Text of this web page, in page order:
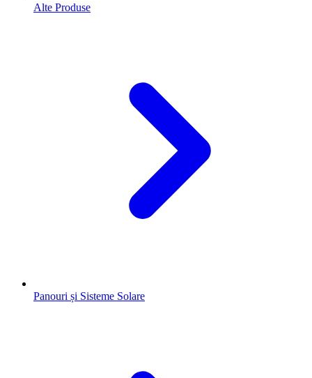
Alte Produse
Panouri și Sisteme Solare